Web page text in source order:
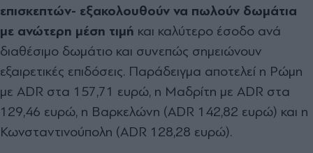
επισκεπτών- εξακολουθούν να πωλούν δωμάτια
με ανώτερη μέση τιμή και καλύτερο έσοδο ανά
διαθέσιμο δωμάτιο και συνεπώς σημειώνουν
εξαιρετικές επιδόσεις. Παράδειγμα αποτελεί η Ρώμη
με ADR στα 157,71 ευρώ, η Μαδρίτη με ADR στα
129,46 ευρώ, η Βαρκελώνη (ADR 142,82 ευρώ) και η
Κωνσταντινούπολη (ADR 128,28 ευρώ).